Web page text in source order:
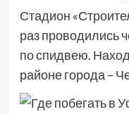
Стадион
раз проводились
по спидвею.
районе города –